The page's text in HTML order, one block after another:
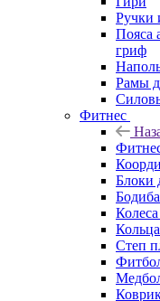
Ручки
Пояса
гриф
Рамы
Фитнес
Блоки
Степ